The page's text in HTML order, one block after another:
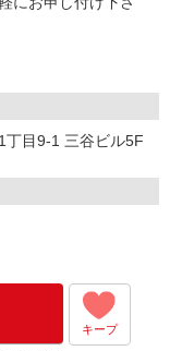
丁目9-1 三谷ビル5F
キープ